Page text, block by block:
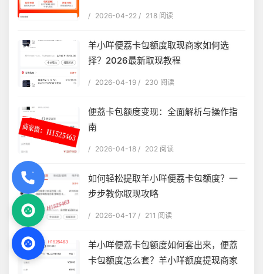
/ 2026-04-22 / 218 阅读
羊小咩便荔卡包额度取现商家如何选
择？2026最新取现教程
/ 2026-04-19 / 230 阅读
便荔卡包额度变现：全面解析与操作指
南
/ 2026-04-18 / 202 阅读
如何轻松提取羊小咩便荔卡包额度？一
步步教你取现攻略
/ 2026-04-17 / 211 阅读
羊小咩便荔卡包额度如何套出来，便荔
卡包额度怎么套？羊小咩额度提现商家